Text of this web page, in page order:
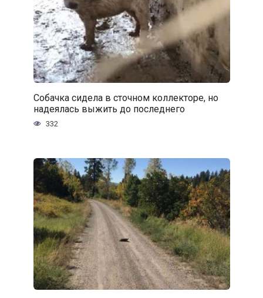
Собачка сидела в сточном коллекторе, но
надеялась выжить до последнего
332